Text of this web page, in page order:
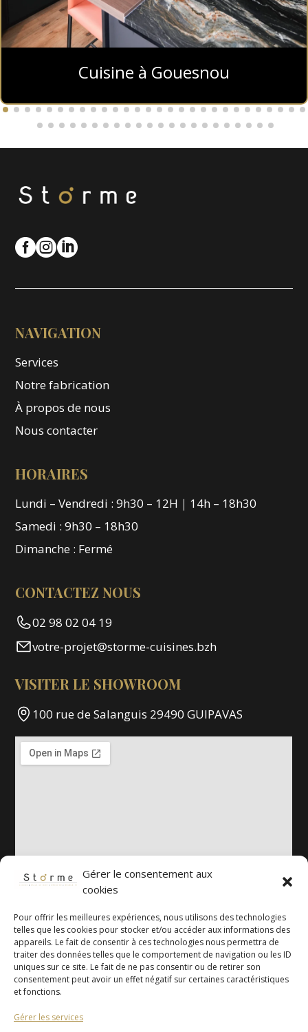
Gérer le consentement aux
cookies
Pour offrir les meilleures expériences, nous utilisons des technologies
telles que les cookies pour stocker et/ou accéder aux informations des
appareils. Le fait de consentir à ces technologies nous permettra de
traiter des données telles que le comportement de navigation ou les ID
uniques sur ce site. Le fait de ne pas consentir ou de retirer son
consentement peut avoir un effet négatif sur certaines caractéristiques
et fonctions.
Gérer les services
Cuisine à Gouesnou

NAVIGATION
Services
Notre fabrication
À propos de nous
Nous contacter
HORAIRES
Lundi – Vendredi : 9h30 – 12H｜14h – 18h30
Samedi : 9h30 – 18h30
Dimanche : Fermé
CONTACTEZ NOUS
02 98 02 04 19
votre-projet@storme-cuisines.bzh
VISITER LE SHOWROOM
100 rue de Salanguis 29490 GUIPAVAS